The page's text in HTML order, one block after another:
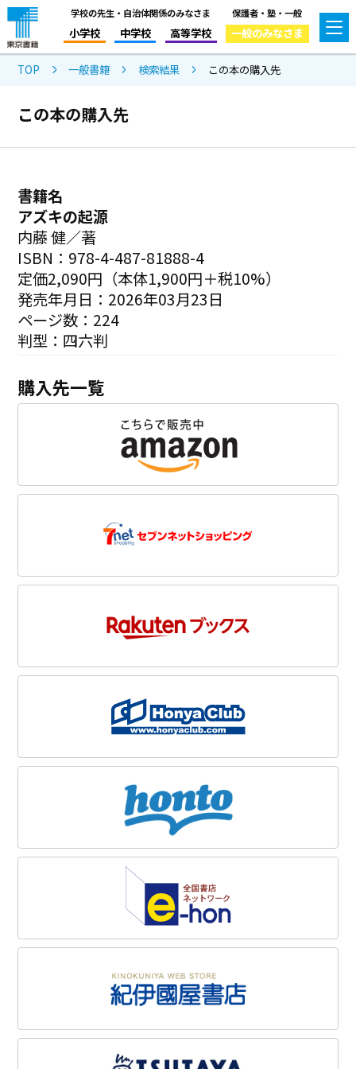
学校の先生・自治体関係のみなさま
小学校 中学校 高等学校
保護者・塾・一般
一般のみなさま
TOP 一般書籍 検索結果 この本の購入先
この本の購入先
書籍名
アズキの起源
内藤 健／著
ISBN：978-4-487-81888-4
定価2,090円（本体1,900円＋税10%）
発売年月日：2026年03月23日
ページ数：224
判型：四六判
購入先一覧